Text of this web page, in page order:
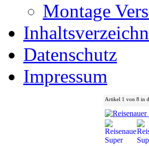
Montage
Datenschutz
Impressum
Artikel 1 von 8 in